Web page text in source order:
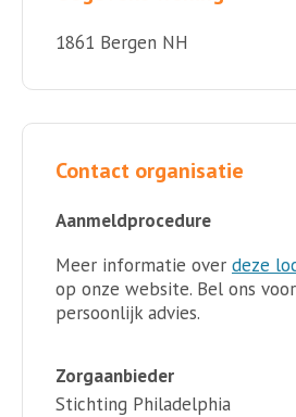
1861 Bergen NH
Contact organisatie
Aanmeldprocedure
Meer informatie over deze
op onze website. Bel ons
persoonlijk advies.
Zorgaanbieder
Stichting Philadelphia